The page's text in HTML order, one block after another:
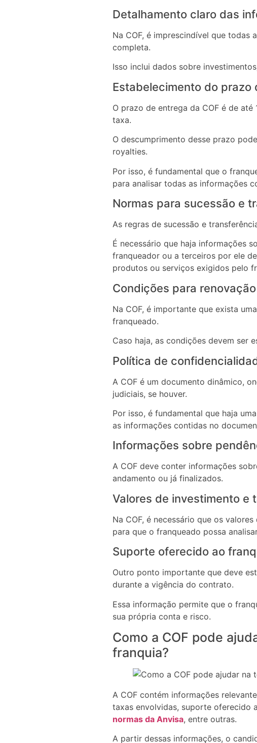
Detalhamento claro das
Na COF, é imprescindível que todas
completa.
Isso inclui dados sobre
Estabelecimento do prazo
O prazo de entrega da COF é de
taxa.
O descumprimento desse prazo
royalties.
Por isso, é fundamental que o
para analisar todas as informações
Normas para sucessão e
As regras de sucessão e
É necessário que haja informações
franqueador ou a terceiros por ele
produtos ou serviços exigidos pelo
Condições para
Na COF, é importante que exista
franqueado.
Caso haja, as condições devem ser
Política de
A COF é um documento dinâmico,
judiciais, se houver.
Por isso, é fundamental que haja
as informações contidas no
Informações sobre
A COF deve conter informações
andamento ou já finalizados.
Valores de investimento e
Na COF, é necessário que os
para que o franqueado possa
Suporte oferecido ao
Outro ponto importante que deve
durante a vigência do contrato.
Essa informação permite que o
sua própria conta e risco.
Como a COF pode
franquia?
A COF contém informações
taxas envolvidas, suporte oferecido
normas da Anvisa, entre outras.
A partir dessas informações, o